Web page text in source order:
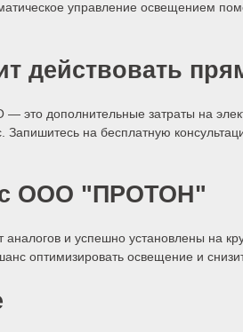
управление освещением
действовать
это дополнительные затраты на
Запишитесь на бесплатную
с ООО "ПРОТОН"
и успешно установлены на
оптимизировать освещение и